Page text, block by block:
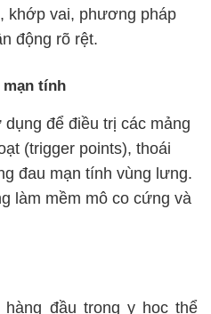
khớp vai, phương pháp
động rõ rệt.
tính
để điều trị các mảng
(trigger points), thoái
đau mạn tính vùng lưng.
làm mềm mô co cứng và
hàng đầu trong y học thể